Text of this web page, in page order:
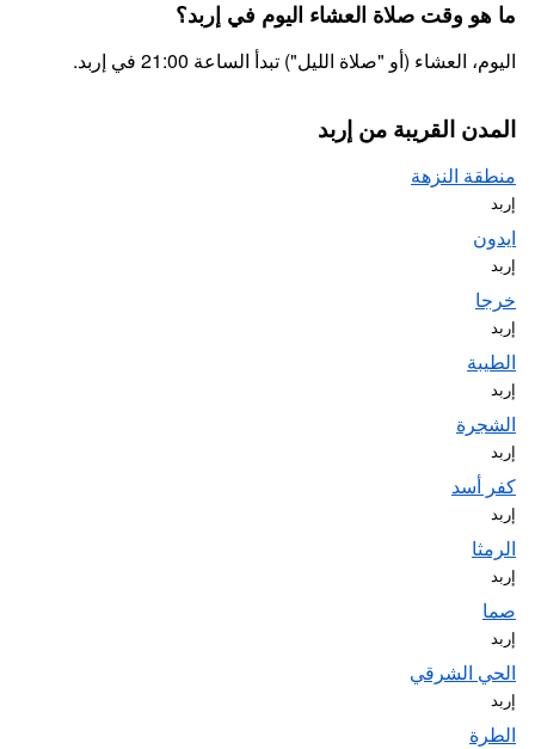
ما هو وقت صلاة العشاء اليوم في إربد؟
اليوم، العشاء (أو "صلاة الليل") تبدأ الساعة 21:00 في إربد.
المدن القريبة من إربد
منطقة النزهة
إربد
ايدون
إربد
خرجا
إربد
الطيبة
إربد
الشجرة
إربد
كفر أسد
إربد
الرمثا
إربد
صما
إربد
الحي الشرقي
إربد
الطرة